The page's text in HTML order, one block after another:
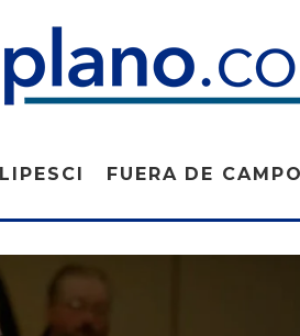
FUERA DE